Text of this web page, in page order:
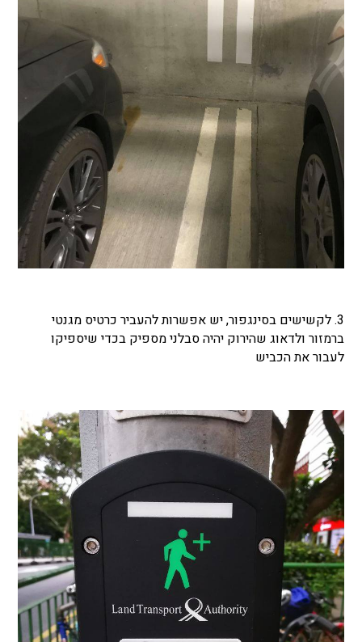
3. לקשישים בסינגפור, יש אפשרות להעביר כרטיס מגנטי
ברמזור ולדאוג שהירוק יהיה סבלני מספיק בכדי שיספיקו
לעבור את הכביש